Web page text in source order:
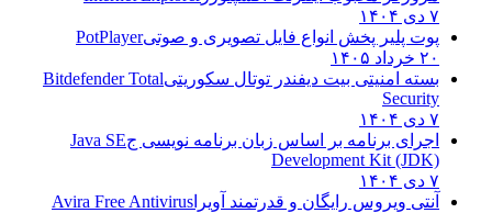
۷ دی ۱۴۰۴
پوت پلیر پخش انواع فایل تصویری و صوتیPotPlayer
۲۰ خرداد ۱۴۰۵
بسته امنیتی بیت دیفندر توتال سکوریتیBitdefender Total
Security
۷ دی ۱۴۰۴
اجرای برنامه بر اساس زبان برنامه نویسی جJava SE
Development Kit (JDK)
۷ دی ۱۴۰۴
آنتی ویروس رایگان و قدرتمند آویرا Avira Free Antivirus